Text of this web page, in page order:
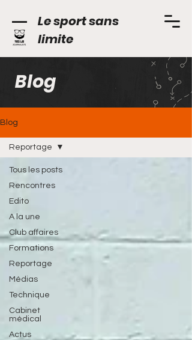
Le sport sans
limite
Blog
Blog
Tous les posts
Rencontres
Edito
A la une
Club affaires
Formations
Reportage
Médias
Technique
Cabinet
médical
Actus
Reportage